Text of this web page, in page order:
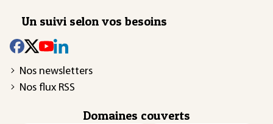
Un suivi selon vos besoins
Nos newsletters
Nos flux RSS
Domaines couverts